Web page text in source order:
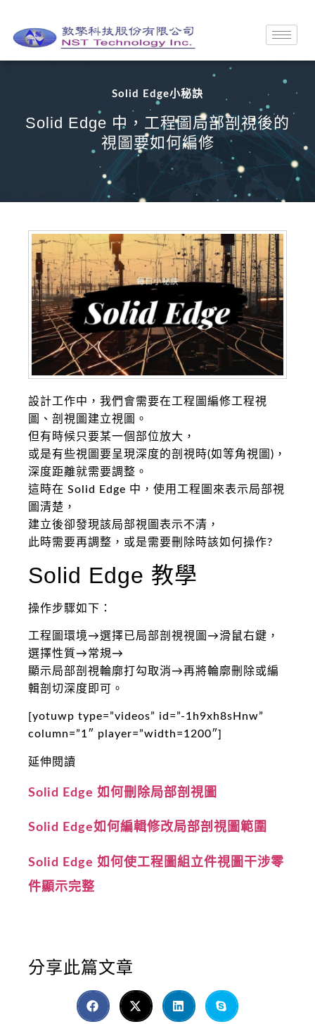
Solid Edge小秘訣
Solid Edge 中，工程圖局部剖視後的
視圖要如何編修
設計工作中，我們會需要在工程圖編修工程視
圖、剖視圖建立視圖。
但有時候只要某一個部位放大，
或是有些視圖要呈現深度的剖視時(如等角視圖)，
深度距離就需要調整。
這時在 Solid Edge 中，使用工程圖來表示局部視
圖清楚，
建立後卻發現該局部視圖表示不清，
此時需要再調整，或是需要刪除時該如何操作?
Solid Edge 教學
操作步驟如下：
工程圖環境→選擇已局部剖視視圖→滑鼠右鍵，
選擇性質→常規→
顯示局部剖視輪廓打勾取消→再將輪廓刪除或編
輯剖切深度即可。
[yotuwp type=”videos” id=”-1h9xh8sHnw”
column=”1″ player=”width=1200″]
延伸閱讀
Solid Edge 如何刪除局部剖視圖
Solid Edge如何編輯修改局部剖視圖範圍
Solid Edge 如何使工程圖組立件視圖干涉零
件顯示完整
分享此篇文章